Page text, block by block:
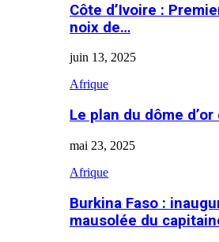
Côte d’Ivoire :
noix de…
juin 13, 2025
Afrique
Le plan du dôme
mai 23, 2025
Afrique
Burkina Faso :
mausolée du